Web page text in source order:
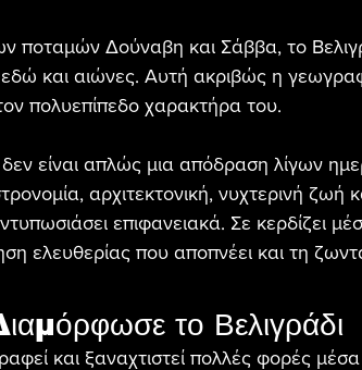
ποταμών Δούναβη και Σάββα, το
και αιώνες. Αυτή ακριβώς η
πολυεπίπεδο χαρακτήρα του.
δεν είναι απλώς μια απόδραση λίγων
αρχιτεκτονική, νυχτερινή ζωή
επιφανειακά. Σε κερδίζει
ελευθερίας που αποπνέει και τη
το Βελιγράδι
και ξαναχτιστεί πολλές φορές